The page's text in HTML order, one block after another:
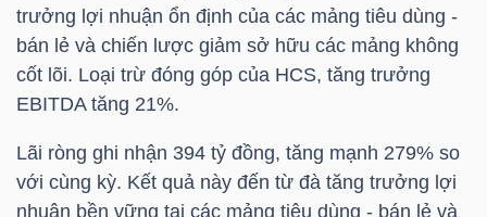
trưởng lợi nhuận ổn định của các mảng tiêu dùng -
bán lẻ và chiến lược giảm sở hữu các mảng không
cốt lõi. Loại trừ đóng góp của HCS, tăng trưởng
EBITDA tăng 21%.
Lãi ròng ghi nhận 394 tỷ đồng, tăng mạnh 279% so
với cùng kỳ. Kết quả này đến từ đà tăng trưởng lợi
nhuận bền vững tại các mảng tiêu dùng - bán lẻ và
HÀNG
KINH
TẾ